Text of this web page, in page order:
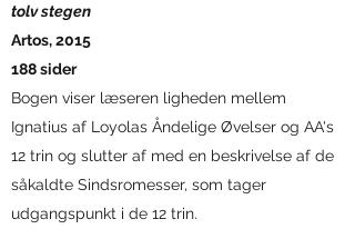
tolv stegen
Artos, 2015
188 sider
Bogen viser læseren ligheden mellem
Ignatius af Loyolas Åndelige Øvelser og AA's
12 trin og slutter af med en beskrivelse af de
såkaldte Sindsromesser, som tager
udgangspunkt i de 12 trin.